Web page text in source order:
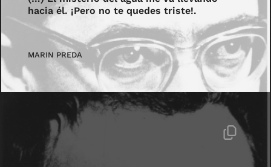
hacia él. ¡Pero no te quedes triste!.
MARIN PREDA